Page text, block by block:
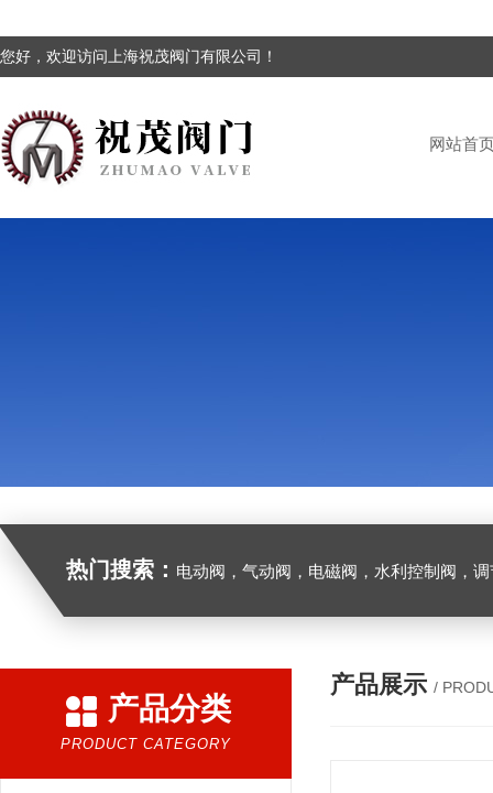
您好，欢迎访问上海祝茂阀门有限公司！
网站首
热门搜索： 电动阀，气动阀，电磁阀，水利控制阀，调节
产品分类
PRODUCT CATEGORY
产品展示 /